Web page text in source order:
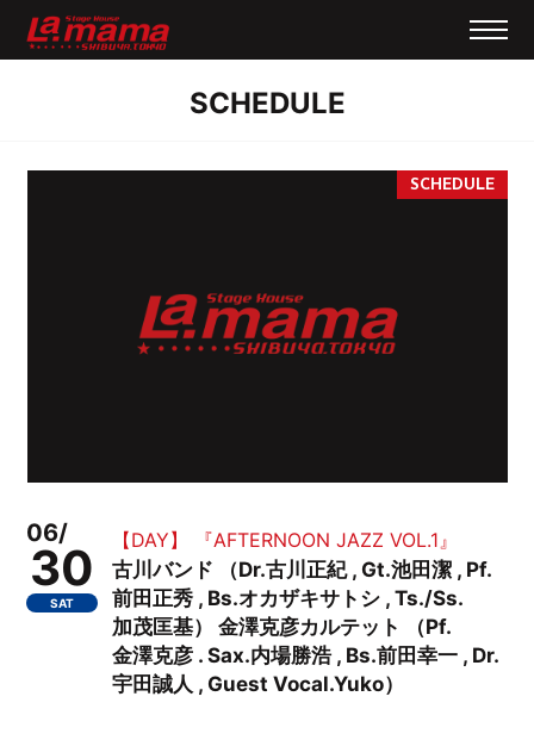
SCHEDULE
06/
30
SAT
【DAY】 『AFTERNOON JAZZ VOL.1』
古川バンド （Dr.古川正紀 , Gt.池田潔 , Pf.
前田正秀 , Bs.オカザキサトシ , Ts./Ss.
加茂匡基） 金澤克彦カルテット （Pf.
金澤克彦 . Sax.内場勝浩 , Bs.前田幸一 , Dr.
宇田誠人 , Guest Vocal.Yuko）